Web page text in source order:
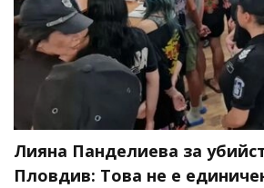
Лияна Панделиева за
Пловдив: Това не е